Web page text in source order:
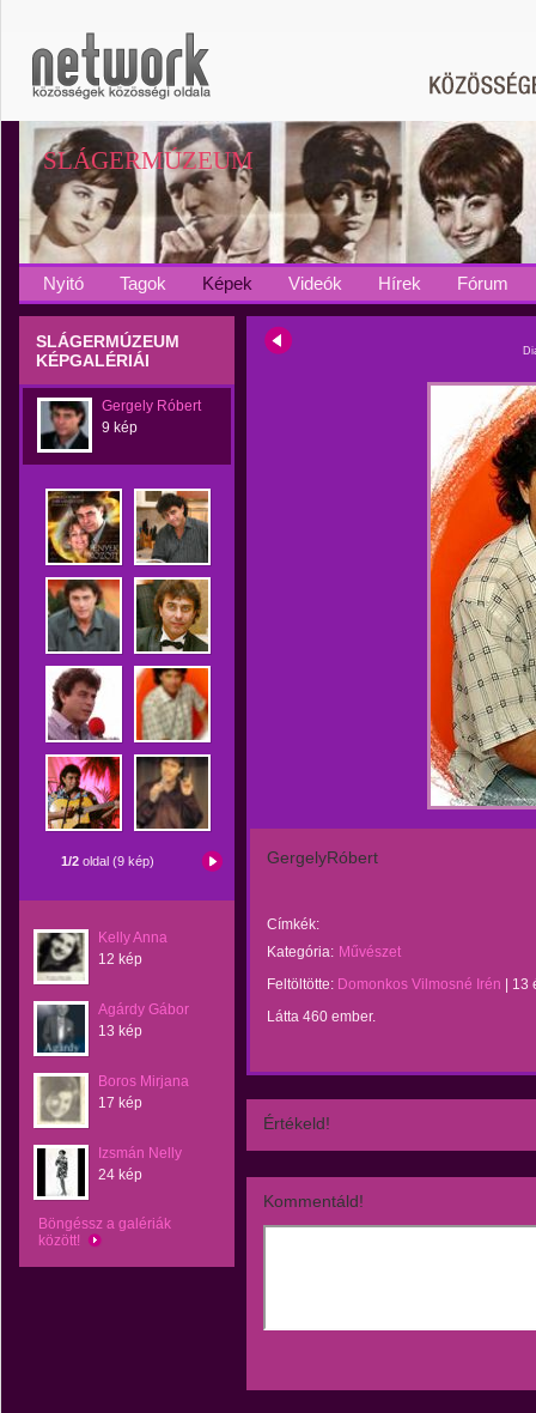
SLÁGERMÚZEUM
Nyitó Tagok Képek Videók Hírek Fórum
SLÁGERMÚZEUM
KÉPGALÉRIÁI
Gergely Róbert
9 kép
1/2 oldal (9 kép)
Kelly Anna
12 kép
Agárdy Gábor
13 kép
Boros Mirjana
17 kép
Izsmán Nelly
24 kép
Böngéssz a galériák
között!
GergelyRóbert
Címkék:
Kategória: Művészet
Feltöltötte: Domonkos Vilmosné Irén
13
Látta 460 ember.
Értékeld!
Kommentáld!